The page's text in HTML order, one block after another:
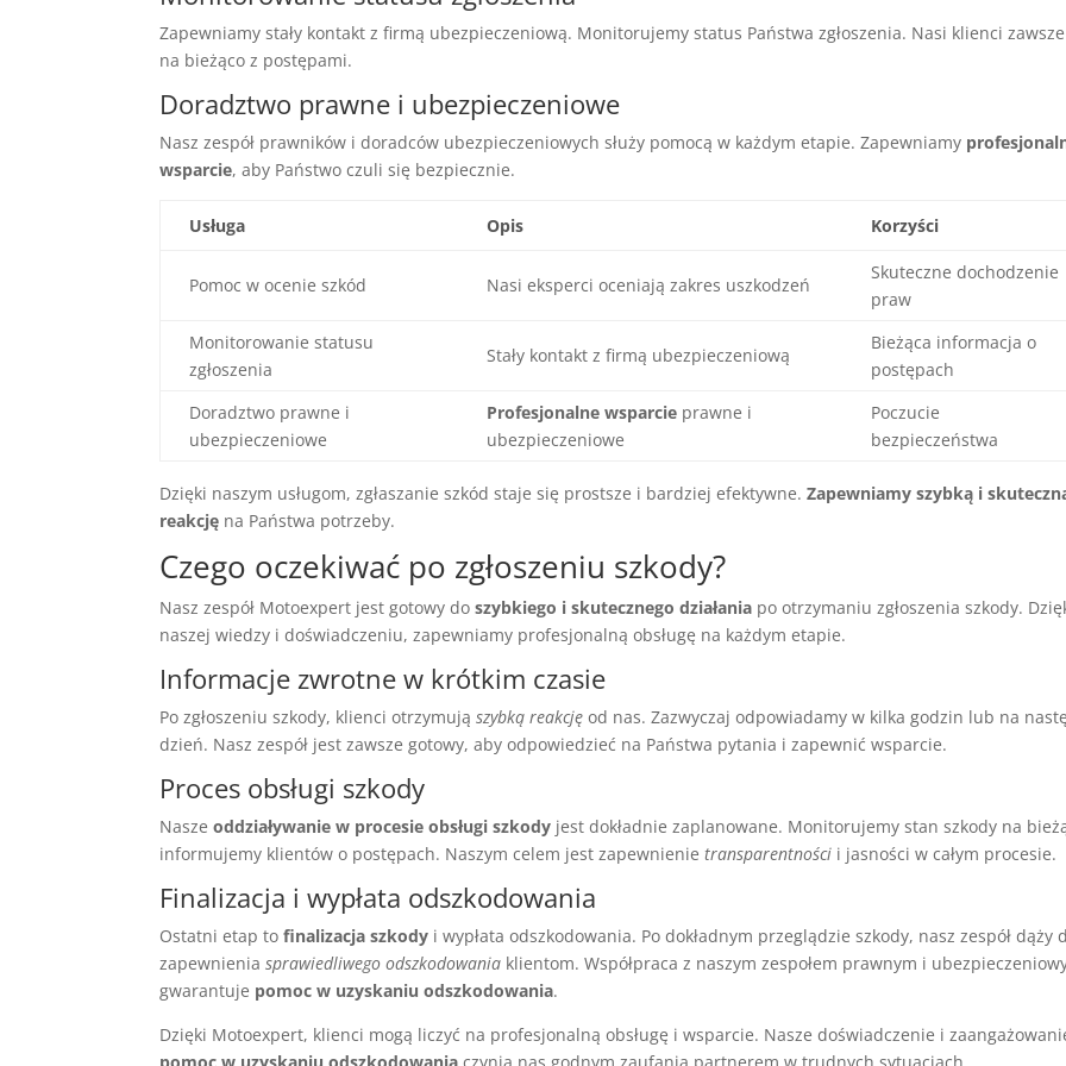
Zapewniamy stały kontakt z firmą ubezpieczeniową. Monitorujemy status Państwa zgłoszenia. Nasi klienci
na bieżąco z postępami.
Doradztwo prawne i ubezpieczeniowe
Nasz zespół prawników i doradców ubezpieczeniowych służy pomocą w każdym etapie. Zapewniamy
wsparcie, aby Państwo czuli się bezpiecznie.
Usługa Opis Korzyści
Pomoc w ocenie szkód Nasi eksperci oceniają zakres uszkodzeń
Skuteczne dochodzenie
praw
Monitorowanie statusu
zgłoszenia
Stały kontakt z firmą ubezpieczeniową
Bieżąca informacja o
postępach
Doradztwo prawne i
ubezpieczeniowe
Profesjonalne wsparcie prawne i
ubezpieczeniowe
Poczucie
bezpieczeństwa
Dzięki naszym usługom, zgłaszanie szkód staje się prostsze i bardziej efektywne.Zapewniamy szybką i
reakcję na Państwa potrzeby.
Czego oczekiwać po zgłoszeniu szkody?
Nasz zespół Motoexpert jest gotowy doszybkiego i skutecznego działania po otrzymaniu zgłoszenia szkody.
naszej wiedzy i doświadczeniu, zapewniamy profesjonalną obsługę na każdym etapie.
Informacje zwrotne w krótkim czasie
Po zgłoszeniu szkody, klienci otrzymująszybką reakcję od nas. Zazwyczaj odpowiadamy w kilka godzin lub na
dzień. Nasz zespół jest zawsze gotowy, aby odpowiedzieć na Państwa pytania i zapewnić wsparcie.
Proces obsługi szkody
Naszeoddziaływanie w procesie obsługi szkody jest dokładnie zaplanowane. Monitorujemy stan szkody na
informujemy klientów o postępach. Naszym celem jest zapewnienietransparentności i jasności w całym procesie.
Finalizacja i wypłata odszkodowania
Ostatni etap tofinalizacja szkody i wypłata odszkodowania. Po dokładnym przeglądzie szkody, nasz zespół dąży
zapewnieniasprawiedliwego odszkodowania klientom. Współpraca z naszym zespołem prawnym i
gwarantuje pomoc w uzyskaniu odszkodowania.
Dzięki Motoexpert, klienci mogą liczyć na profesjonalną obsługę i wsparcie. Nasze doświadczenie i